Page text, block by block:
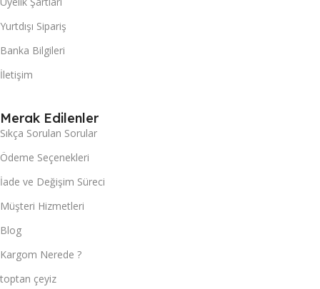
Yurtdışı Sipariş
Banka Bilgileri
İletişim
Merak Edilenler
Sıkça Sorulan Sorular
Ödeme Seçenekleri
İade ve Değişim Süreci
Müşteri Hizmetleri
Blog
Kargom Nerede ?
toptan çeyiz